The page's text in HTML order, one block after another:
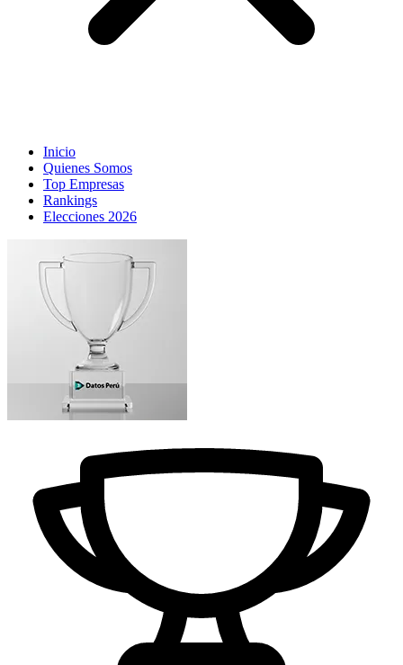
Inicio
Quienes Somos
Top Empresas
Rankings
Elecciones 2026